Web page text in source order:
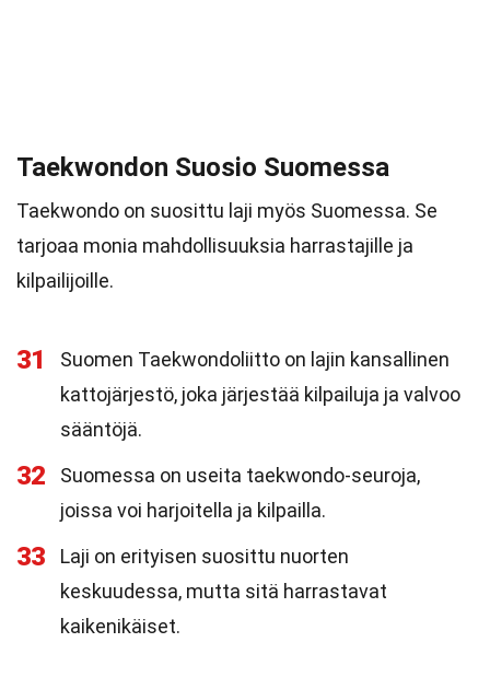
Taekwondon Suosio Suomessa
Taekwondo on suosittu laji myös Suomessa. Se
tarjoaa monia mahdollisuuksia harrastajille ja
kilpailijoille.
31
Suomen Taekwondoliitto on lajin kansallinen
kattojärjestö, joka järjestää kilpailuja ja valvoo
sääntöjä.
32
Suomessa on useita taekwondo-seuroja,
joissa voi harjoitella ja kilpailla.
33
Laji on erityisen suosittu nuorten
keskuudessa, mutta sitä harrastavat
kaikenikäiset.